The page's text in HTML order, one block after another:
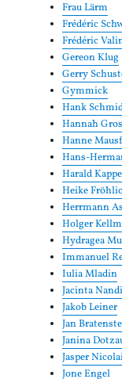
Frau Lärm
Frédéric
Frédéric
Gereon Klug
Gerry
Gymmick
Hank
Hannah
Hanne
Hans-
Harald
Heike
Herrmann
Holger
Hydragea
Immanuel
Iulia Mladin
Jacinta Nandi
Jakob Leiner
Jan
Janina
Jasper
Jone Engel